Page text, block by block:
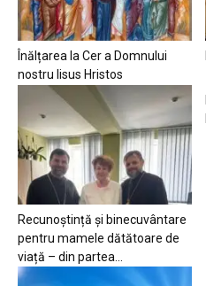
Înălțarea la Cer a Domnului
nostru Iisus Hristos
Recunoștință și binecuvântare
pentru mamele dătătoare de
viață – din partea...